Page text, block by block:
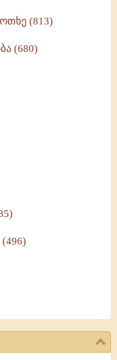
(813)
(680)